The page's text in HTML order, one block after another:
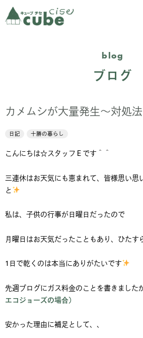
blog
ブログ
カメムシが大量発生～対処法
日記 十勝の暮らし
こんにちは☆スタッフＥです＾＾
三連休はお天気にも恵まれて、皆様思い思
と
私は、子供の行事が日曜日だったので
月曜日はお天気だったこともあり、ひたす
1日で乾くのは本当にありがたいです
先週ブログにガス料金のことを書きましたが
エコジョーズの場合）
安かった理由に補足として、、